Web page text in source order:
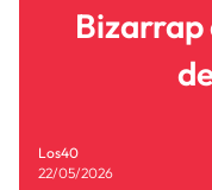
Bizarrap
Los40
22/05/2026